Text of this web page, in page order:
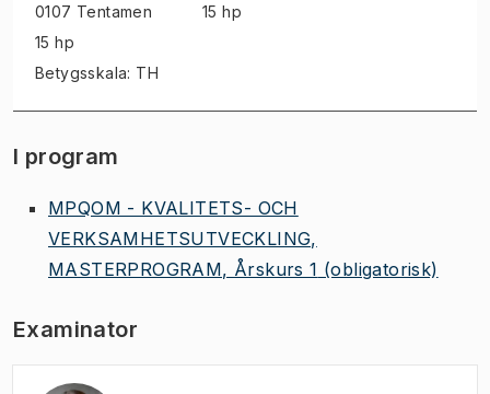
0107 Tentamen
15 hp
Betygsskala: TH
15 hp
I program
MPQOM - KVALITETS- OCH
VERKSAMHETSUTVECKLING,
MASTERPROGRAM, Årskurs 1 (obligatorisk)
Examinator